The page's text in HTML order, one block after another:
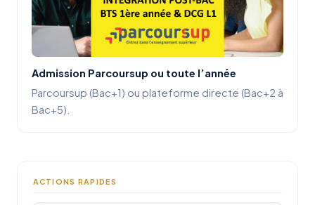
Admission Parcoursup ou toute l’année
Parcoursup (Bac+1) ou plateforme directe (Bac+2 à
Bac+5).
ACTIONS RAPIDES